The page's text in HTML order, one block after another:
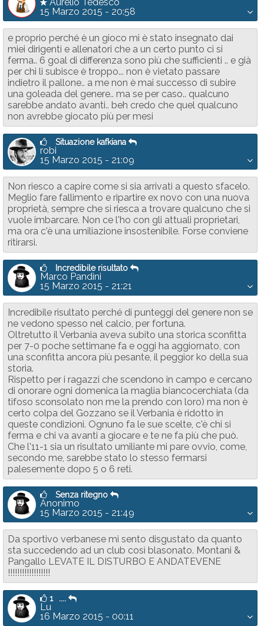
15 Marzo 2015 - 20:58
e proprio perché è un gioco mi è stato insegnato dai
miei dirigenti e allenatori che a un certo punto ci si
ferma.. 6 goal di differenza sono più che sufficienti .. e già
per chi li subisce è troppo... non è vietato passare
indietro il pallone.. a me non è mai successo di subire
una goleada del genere.. ma se per caso.. qualcuno
sarebbe andato avanti.. beh credo che quel qualcuno
non avrebbe giocato più per mesi
Situazione kafkiana
robi
15 Marzo 2015 - 21:09
Non riesco a capire come si sia arrivati a questo sfacelo.
Meglio fare fallimento e ripartire ex novo con una nuova
proprietà, sempre che si riesca a trovare qualcuno che si
vuole imbarcare. Non ce l'ho con gli attuali proprietari,
ma ora c'è una umiliazione insostenibile. Forse conviene
ritirarsi.
Incredibile risultato
Marco Pandini
15 Marzo 2015 - 21:21
Incredibile risultato perché di punteggi del genere non se
ne vedono spesso nel calcio, per fortuna.
Oltretutto il Verbania aveva subito una storica sconfitta
per 7-0 poche settimane fa e oggi ha aggiornato, con
una sconfitta ancora più pesante, il peggior ko della sua
storia.
Rispetto per i ragazzi che scendono in campo e cercano
di onorare ogni domenica la maglia biancocerchiata (da
tifoso sconsolato non me la prendo con loro) ma non è
certo colpa del Gozzano se il Verbania è ridotto in
queste condizioni. Ognuno fa le sue scelte, c'è chi si
ferma e chi va avanti a giocare e te ne fa più che può.
Che l'11-1 sia un risultato umiliante mi pare ovvio, come,
secondo me, sarebbe stato lo stesso fermarsi
palesemente dopo 5 o 6 reti.
Senza ritegno
Anonimo
15 Marzo 2015 - 21:49
Da sportivo verbanese mi sento disgustato da quanto
sta succedendo ad un club così blasonato. Montani &
Pangallo LEVATE IL DISTURBO E ANDATEVENE
!!!!!!!!!!!!!!!!!!
1 ....
Lu
16 Marzo 2015 - 00:11